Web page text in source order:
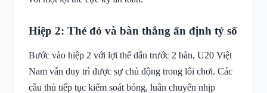
Hiệp 2: Thẻ đỏ và bàn thắng ấn định tỷ số
Bước vào hiệp 2 với lợi thế dẫn trước 2 bàn, U20 Việt
Nam vẫn duy trì được sự chủ động trong lối chơi. Các
cầu thủ tiếp tục kiểm soát bóng, luân chuyển nhịp